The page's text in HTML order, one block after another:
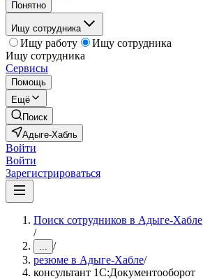
Понятно
Ищу сотрудника
Ищу работу
Ищу сотрудника
Ищу сотрудника
Сервисы
Помощь
Ещё
Поиск
Адыге-Хабль
Войти
Войти
Зарегистрироваться
Поиск сотрудников в Адыге-Хабле
/
... /
резюме в Адыге-Хабле/
консультант 1С:Документооборот